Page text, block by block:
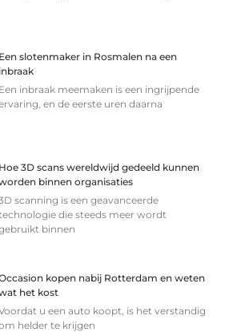
Een slotenmaker in Rosmalen na een
inbraak
Een inbraak meemaken is een ingrijpende
en de eerste uren daarna
Hoe 3D scans wereldwijd gedeeld kunnen
binnen organisaties
scanning is een geavanceerde
die steeds meer wordt
binnen
kopen nabij Rotterdam en weten
het kost
u een auto koopt, is het verstandig
helder te krijgen